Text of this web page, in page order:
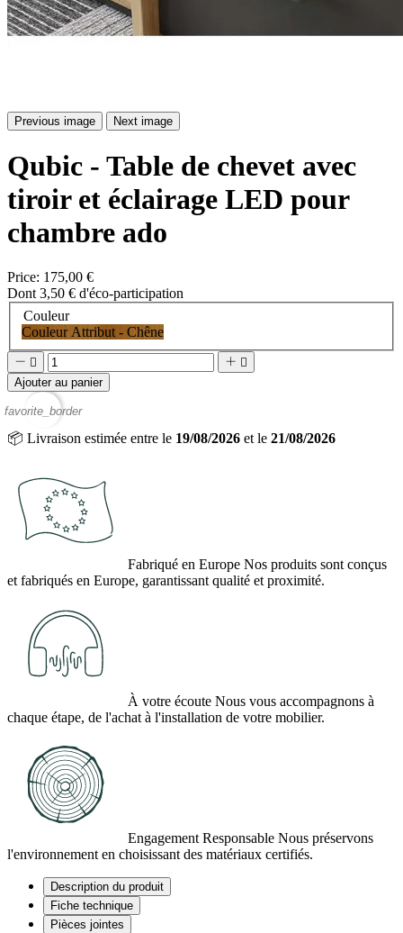
Previous image Next image
Qubic - Table de chevet avec
tiroir et éclairage LED pour
chambre ado
Price: 175,00 €
Dont 3,50 € d'éco-participation
Couleur
Couleur Attribut - Chêne
   
Ajouter au panier
favorite_border
📦 Livraison estimée entre le 19/08/2026 et le 21/08/2026
Fabriqué en Europe Nos produits sont conçus
et fabriqués en Europe, garantissant qualité et proximité.
À votre écoute Nous vous accompagnons à
chaque étape, de l'achat à l'installation de votre mobilier.
Engagement Responsable Nous préservons
l'environnement en choisissant des matériaux certifiés.
Description du produit
Fiche technique
Pièces jointes